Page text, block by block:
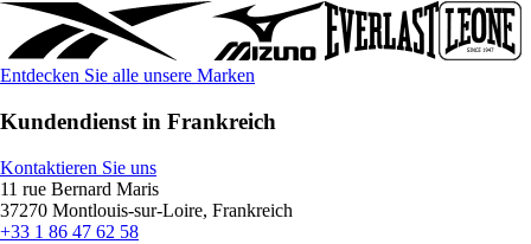
Entdecken Sie alle unsere Marken
Kundendienst in Frankreich
Kontaktieren Sie uns
11 rue Bernard Maris
37270 Montlouis-sur-Loire, Frankreich
+33 1 86 47 62 58